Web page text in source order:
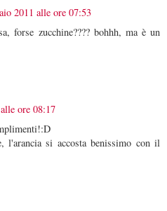
2011 alle ore 07:53
forse zucchine???? bohhh, ma è un
ore 08:17
l'arancia si accosta benissimo con il